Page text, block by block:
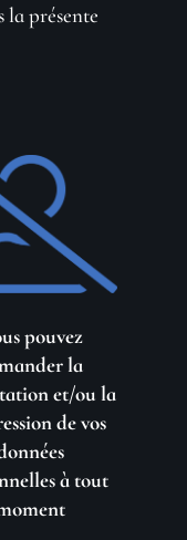
la présente
pouvez
la
et/ou la
de vos
à tout